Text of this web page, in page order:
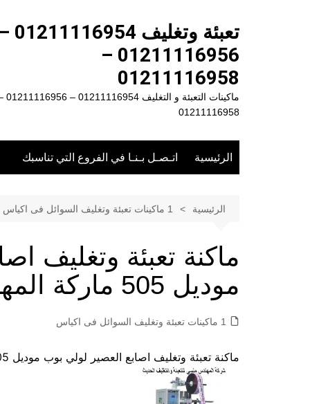
تعبئة وتغليف 01211116954 –
01211116956 –
01211116958
ماكينات التعبئة و
01211116958
الرئيسية اتـصـل بـنـا في الفروع التي تناسبك
الرئيسية 1 ماكينات تعبئة وتغليف السوائل فى اكياس
ماكنة تعبئة وتغليف
موديل 505 ماركة المهندس منسى
1 ماكينات تعبئة وتغليف السوائل فى اكياس
ماكنة تعبئة وتغليف اصابع العصير لولي بوب موديل 505 ماركة المهندس منسى